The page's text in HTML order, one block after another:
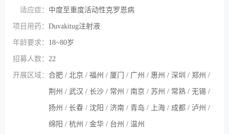
适应症： 中度至重度活动性克罗恩病
项目用药： Duvakitug注射液
年龄要求： 18~80岁
招募人数： 22
开展区域： 合肥 / 北京 / 福州 / 厦门 / 广州 / 惠州 / 深圳 / 郑州 /
荆州 / 武汉 / 长沙 / 常州 / 南京 / 苏州 / 常熟 / 无锡 /
扬州 / 长春 / 沈阳 / 济南 / 青岛 / 上海 / 成都 / 泸州 /
绵阳 / 杭州 / 金华 / 台州 / 温州